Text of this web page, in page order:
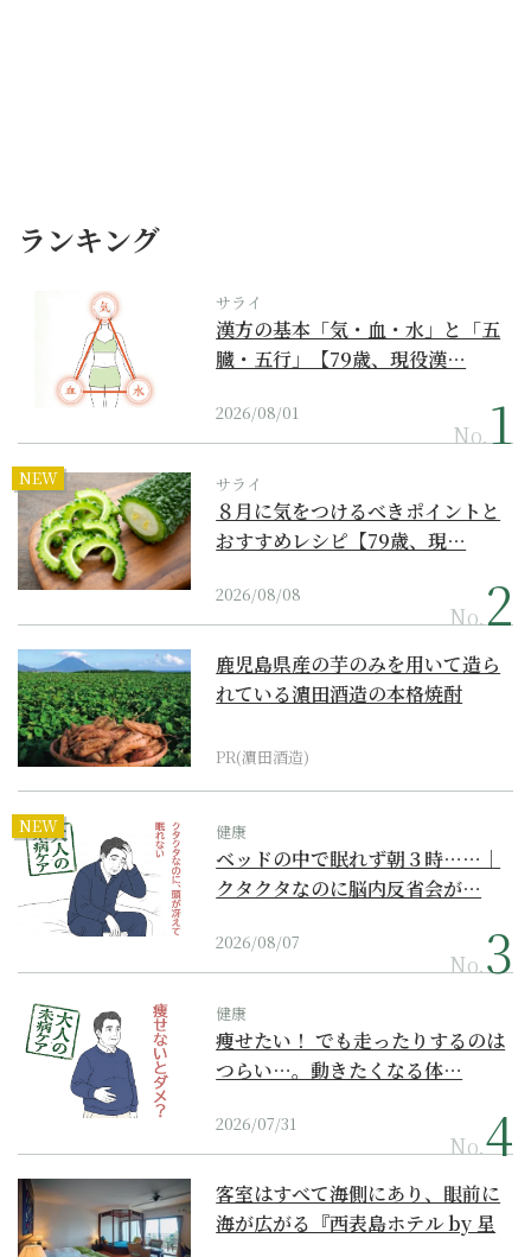
ランキング
サライ
漢方の基本「気・血・水」と「五
臓・五行」【79歳、現役漢…
2026/08/01
No.
NEW サライ
８月に気をつけるべきポイントと
おすすめレシピ【79歳、現…
2026/08/08
No.
鹿児島県産の芋のみを用いて造ら
れている濵田酒造の本格焼酎
PR(濵田酒造)
NEW 健康
ベッドの中で眠れず朝３時……｜
クタクタなのに脳内反省会が…
2026/08/07
No.
健康
痩せたい！ でも走ったりするのは
つらい…。動きたくなる体…
2026/07/31
No.
客室はすべて海側にあり、眼前に
海が広がる『西表島ホテル by 星